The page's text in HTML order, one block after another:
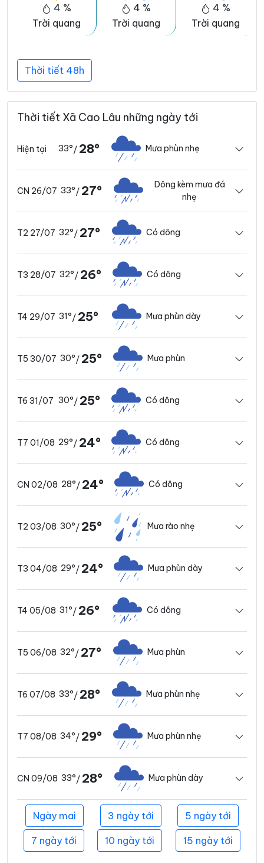
4 %
Trời quang
4 %
Trời quang
4 %
Trời quang
Thời tiết 48h
Thời tiết Xã Cao Lâu những ngày tới
Hiện tại 33°/ 28° Mưa phùn nhẹ
CN 26/07 33°/ 27°
Dông kèm mưa đá
nhẹ
T2 27/07 32°/ 27° Có dông
T3 28/07 32°/ 26° Có dông
T4 29/07 31°/ 25° Mưa phùn dày
T5 30/07 30°/ 25° Mưa phùn
T6 31/07 30°/ 25° Có dông
T7 01/08 29°/ 24° Có dông
CN 02/08 28°/ 24° Có dông
T2 03/08 30°/ 25° Mưa rào nhẹ
T3 04/08 29°/ 24° Mưa phùn dày
T4 05/08 31°/ 26° Có dông
T5 06/08 32°/ 27° Mưa phùn
T6 07/08 33°/ 28° Mưa phùn nhẹ
T7 08/08 34°/ 29° Mưa phùn nhẹ
CN 09/08 33°/ 28° Mưa phùn dày
Ngày mai 3 ngày tới 5 ngày tới
7 ngày tới 10 ngày tới 15 ngày tới